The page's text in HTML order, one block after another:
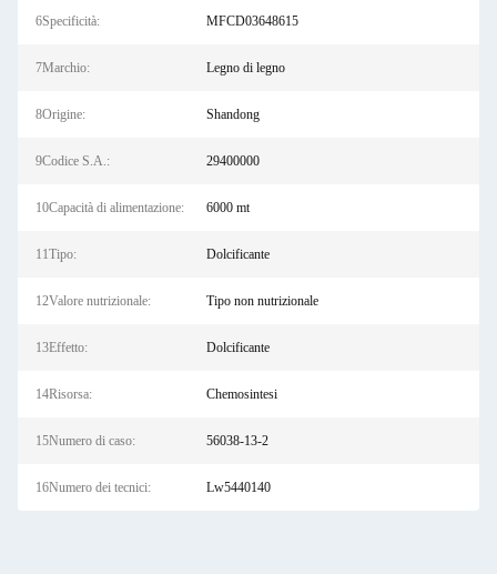
6Specificità: MFCD03648615
7Marchio: Legno di legno
8Origine: Shandong
9Codice S.A.: 29400000
10Capacità di alimentazione: 6000 mt
11Tipo: Dolcificante
12Valore nutrizionale: Tipo non nutrizionale
13Effetto: Dolcificante
14Risorsa: Chemosintesi
15Numero di caso: 56038-13-2
16Numero dei tecnici: Lw5440140